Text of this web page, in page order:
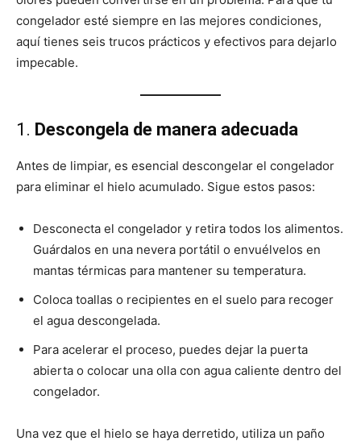
congelador esté siempre en las mejores condiciones,
aquí tienes seis trucos prácticos y efectivos para dejarlo
impecable.
1. Descongela de manera adecuada
Antes de limpiar, es esencial descongelar el congelador
para eliminar el hielo acumulado. Sigue estos pasos:
Desconecta el congelador y retira todos los alimentos.
Guárdalos en una nevera portátil o envuélvelos en
mantas térmicas para mantener su temperatura.
Coloca toallas o recipientes en el suelo para recoger
el agua descongelada.
Para acelerar el proceso, puedes dejar la puerta
abierta o colocar una olla con agua caliente dentro del
congelador.
Una vez que el hielo se haya derretido, utiliza un paño